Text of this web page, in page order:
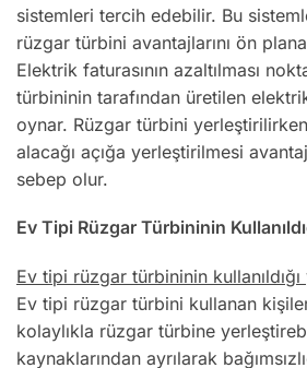
sistemleri tercih edebilir. Bu
rüzgar türbini avantajlarını ön
Elektrik faturasının azaltılması
türbininin tarafından üretilen
oynar. Rüzgar türbini
alacağı açığa yerleştirilmesi
sebep olur.
Ev Tipi Rüzgar Türbininin
Ev tipi rüzgar türbininin
Ev tipi rüzgar türbini kullanan
kolaylıkla rüzgar türbine
kaynaklarından ayrılarak